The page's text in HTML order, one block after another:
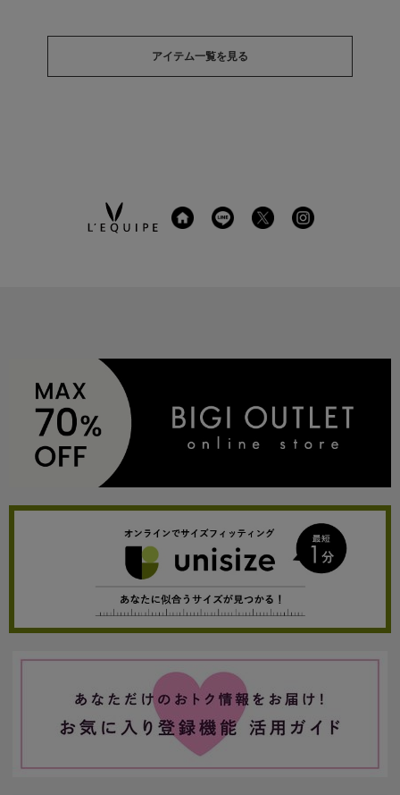
アイテム一覧を見る